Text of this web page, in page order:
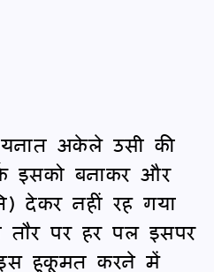
अकेले उसी की
इसको बनाकर और
देकर नहीं रह गया
तौर पर हर पल इसपर
हुकूमत करने में